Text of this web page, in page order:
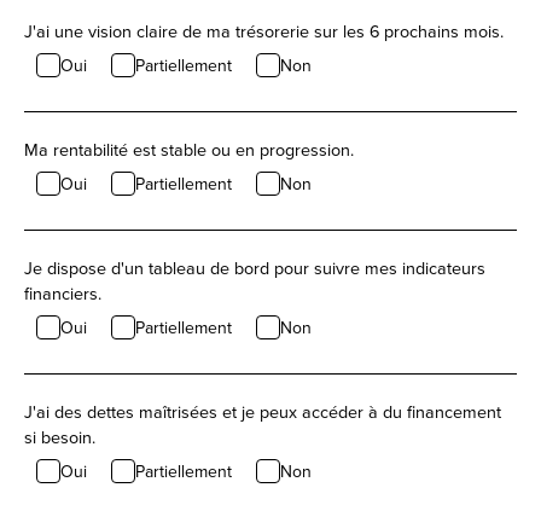
J'ai une vision claire de ma trésorerie sur les 6 prochains mois.
Oui Partiellement Non
Ma rentabilité est stable ou en progression.
Oui Partiellement Non
Je dispose d'un tableau de bord pour suivre mes indicateurs
financiers.
Oui Partiellement Non
J'ai des dettes maîtrisées et je peux accéder à du financement
si besoin.
Oui Partiellement Non